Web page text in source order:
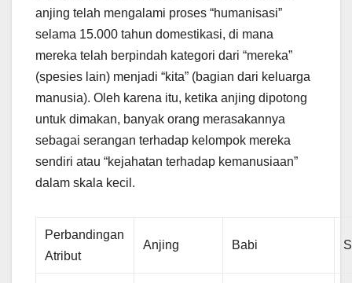
anjing telah mengalami proses “humanisasi”
selama 15.000 tahun domestikasi, di mana
mereka telah berpindah kategori dari “mereka”
(spesies lain) menjadi “kita” (bagian dari keluarga
manusia). Oleh karena itu, ketika anjing dipotong
untuk dimakan, banyak orang merasakannya
sebagai serangan terhadap kelompok mereka
sendiri atau “kejahatan terhadap kemanusiaan”
dalam skala kecil.
Perbandingan
Atribut
Anjing Babi